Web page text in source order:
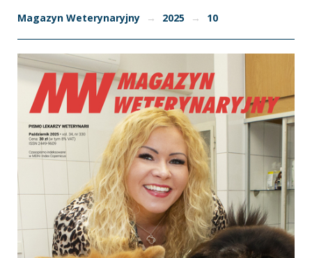
Magazyn Weterynaryjny → 2025 → 10